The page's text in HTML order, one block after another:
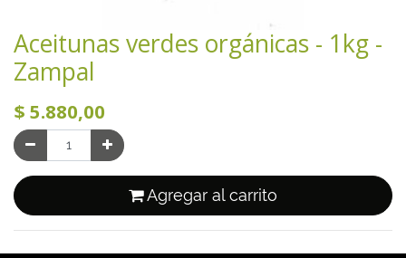
Aceitunas verdes orgánicas - 1kg -
Zampal
$ 5.880,00
Agregar al carrito